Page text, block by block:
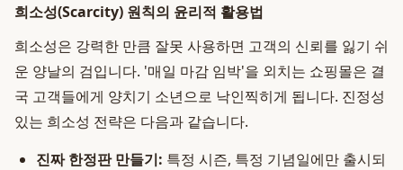
희소성(Scarcity) 원칙의 윤리적 활용법
희소성은 강력한 만큼 잘못 사용하면 고객의 신뢰를 잃기 쉬
운 양날의 검입니다. '매일 마감 임박'을 외치는 쇼핑몰은 결
국 고객들에게 양치기 소년으로 낙인찍히게 됩니다. 진정성
있는 희소성 전략은 다음과 같습니다.
진짜 한정판 만들기: 특정 시즌, 특정 기념일에만 출시되